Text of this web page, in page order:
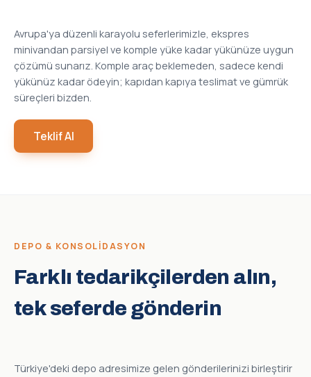
Avrupa'ya düzenli karayolu seferlerimizle, ekspres
minivandan parsiyel ve komple yüke kadar yükünüze uygun
çözümü sunarız. Komple araç beklemeden, sadece kendi
yükünüz kadar ödeyin; kapıdan kapıya teslimat ve gümrük
süreçleri bizden.
Teklif Al
DEPO & KONSOLIDASYON
Farklı tedarikçilerden alın,
tek seferde gönderin
Türkiye'deki depo adresimize gelen gönderilerinizi birleştirir